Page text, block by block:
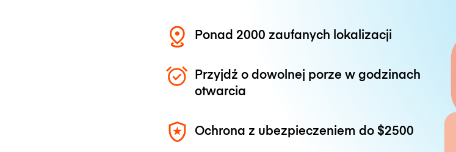
Ponad 2000 zaufanych lokalizacji
Przyjdź o dowolnej porze w godzinach
otwarcia
Ochrona z ubezpieczeniem do$2500